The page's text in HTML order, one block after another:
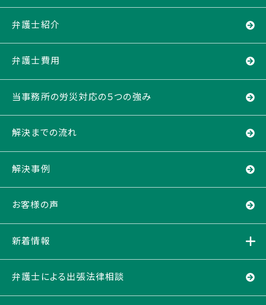
弁護士紹介
弁護士費用
当事務所の労災対応の５つの強み
解決までの流れ
解決事例
お客様の声
新着情報
弁護士による出張法律相談